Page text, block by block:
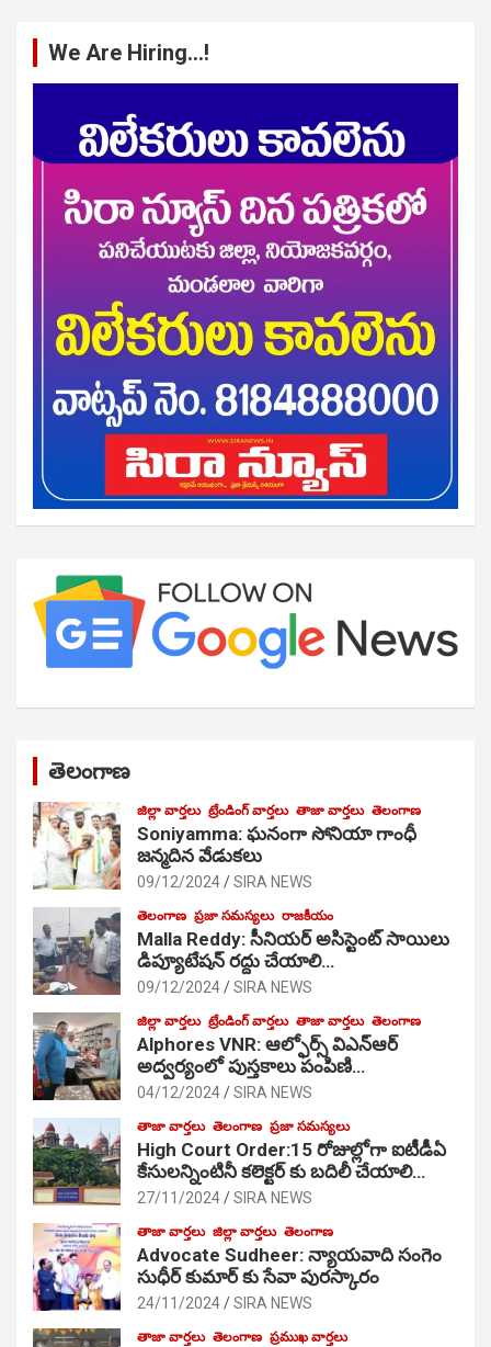
We Are Hiring…!
తెలంగాణ
జిల్లా వార్తలు ట్రేండింగ్ వార్తలు తాజా వార్తలు తెలంగాణ
Soniyamma: ఘ‌నంగా సోనియా గాంధీ
జ‌న్మ‌దిన వేడుక‌లు
09/12/2024 SIRA NEWS
తెలంగాణ ప్రజా సమస్యలు రాజకీయం
Malla Reddy: సీనియర్ అసిస్టెంట్ సాయిలు
డిప్యూటేషన్ రద్దు చేయాలి…
09/12/2024 SIRA NEWS
జిల్లా వార్తలు ట్రేండింగ్ వార్తలు తాజా వార్తలు తెలంగాణ
Alphores VNR: ఆల్ఫోర్స్ విఎన్ఆర్
అద్వర్యంలో పుస్తకాలు పంపిణి…
04/12/2024 SIRA NEWS
తాజా వార్తలు తెలంగాణ ప్రజా సమస్యలు
High Court Order:15 రోజుల్లోగా ఐటీడీఏ
కేసులన్నింటినీ కలెక్టర్ కు బదిలీ చేయాలి…
27/11/2024 SIRA NEWS
తాజా వార్తలు జిల్లా వార్తలు తెలంగాణ
Advocate Sudheer: న్యాయవాది సంగెం
సుధీర్ కుమార్ కు సేవా పురస్కారం
24/11/2024 SIRA NEWS
తాజా వార్తలు తెలంగాణ ప్రముఖ వార్తలు